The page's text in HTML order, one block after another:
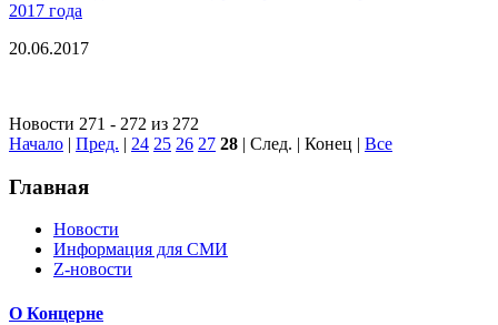
2017 года
20.06.2017
Новости 271 - 272 из 272
Начало | Пред. | 24 25 26 27 28 | След. | Конец | Все
Главная
Новости
Информация для СМИ
Z-новости
О Концерне